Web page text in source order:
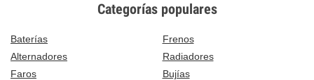
Categorías populares
Baterías
Frenos
Alternadores
Radiadores
Faros
Bujías